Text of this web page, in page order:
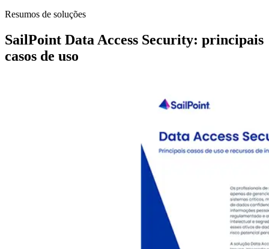
Resumos de soluções
SailPoint Data Access Security: principais
casos de uso